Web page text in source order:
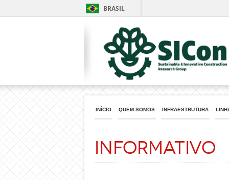
BRASIL
INÍCIO QUEM SOMOS INFRAESTRUTURA
Informativo